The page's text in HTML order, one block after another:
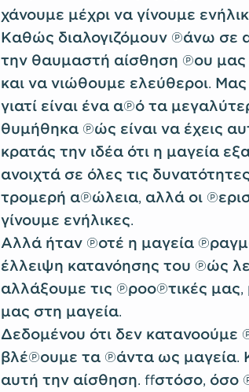
χάνουμε μέχρι να γίνουμε
Καθώς διαλογιζόμουν πάνω σε
την θαυμαστή αίσθηση που μας
και να νιώθουμε ελεύθεροι.
γιατί είναι ένα από τα
θυμήθηκα πώς είναι να έχεις
κρατάς την ιδέα ότι η μαγεία
ανοιχτά σε όλες τις
τρομερή απώλεια, αλλά οι
γίνουμε ενήλικες.
Αλλά ήταν ποτέ η μαγεία
έλλειψη κατανόησης του πώς
αλλάξουμε τις προοπτικές
μας στη μαγεία.
Δεδομένου ότι δεν
βλέπουμε τα πάντα ως μαγεία.
αυτή την αίσθηση. Ωστόσο, όσο